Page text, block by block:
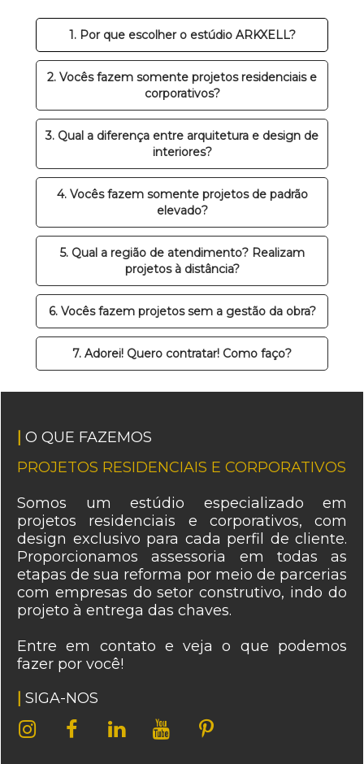
1. Por que escolher o estúdio ARKXELL?
2. Vocês fazem somente projetos residenciais e
corporativos?
3. Qual a diferença entre arquitetura e design de
interiores?
4. Vocês fazem somente projetos de padrão
elevado?
5. Qual a região de atendimento? Realizam
projetos à distância?
6. Vocês fazem projetos sem a gestão da obra?
7. Adorei! Quero contratar! Como faço?
O QUE FAZEMOS
PROJETOS RESIDENCIAIS E CORPORATIVOS
Somos um estúdio especializado em
projetos residenciais e corporativos, com
design exclusivo para cada perfil de cliente.
Proporcionamos assessoria em todas as
etapas de sua reforma por meio de parcerias
com empresas do setor construtivo, indo do
projeto à entrega das chaves.
Entre em contato e veja o que podemos
fazer por você!
SIGA-NOS
    